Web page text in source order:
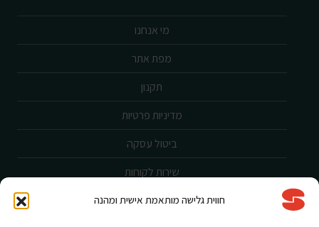
חווית גלישה מותאמת אישית ומהנה
מי אנחנו
מפת אתר
תקנון
מדיניות פרטיות
ביטול עסקה
שירות לקוחות
הצהרת נגישות